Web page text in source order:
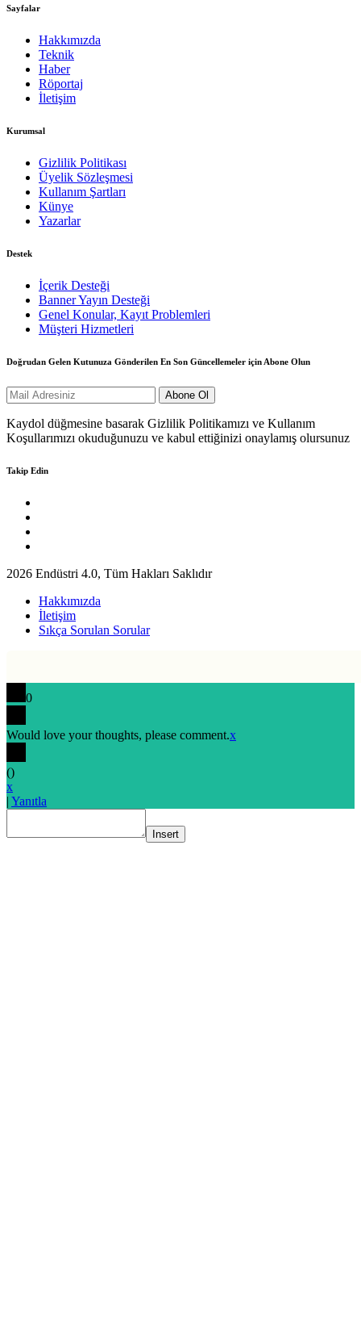
Sayfalar
Hakkımızda
Teknik
Haber
Röportaj
İletişim
Kurumsal
Gizlilik Politikası
Üyelik Sözleşmesi
Kullanım Şartları
Künye
Yazarlar
Destek
İçerik Desteği
Banner Yayın Desteği
Genel Konular, Kayıt Problemleri
Müşteri Hizmetleri
Doğrudan Gelen Kutunuza Gönderilen En Son Güncellemeler için Abone Olun
Kaydol düğmesine basarak Gizlilik Politikamızı ve Kullanım
Koşullarımızı okuduğunuzu ve kabul ettiğinizi onaylamış olursunuz
Takip Edin
2026 Endüstri 4.0, Tüm Hakları Saklıdır
Hakkımızda
İletişim
Sıkça Sorulan Sorular
0
Would love your thoughts, please comment.x
()
x
| Yanıtla
Insert